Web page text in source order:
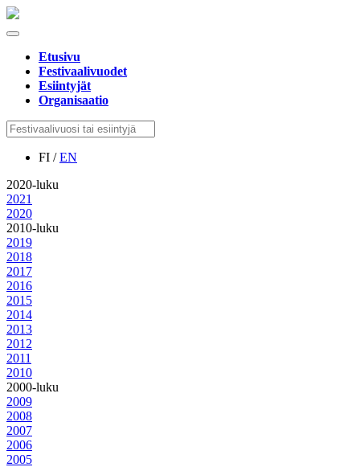
Etusivu
Festivaalivuodet
Esiintyjät
Organisaatio
FI /EN
2020-luku
2021
2020
2010-luku
2019
2018
2017
2016
2015
2014
2013
2012
2011
2010
2000-luku
2009
2008
2007
2006
2005